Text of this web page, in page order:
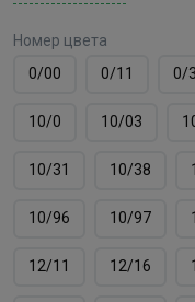
Номер цвета
0/00
0/11 0/
10/0 10/03
10/31 10/38
10/96 10/97
12/11 12/16